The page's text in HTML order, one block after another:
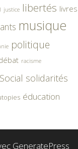
justice libertés livres
musique
politique
racisme
Social solidarités
éducation
GeneratePress